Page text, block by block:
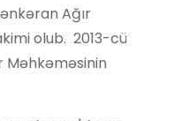
Ağır
olub. 2013-cü
Məhkəməsinin